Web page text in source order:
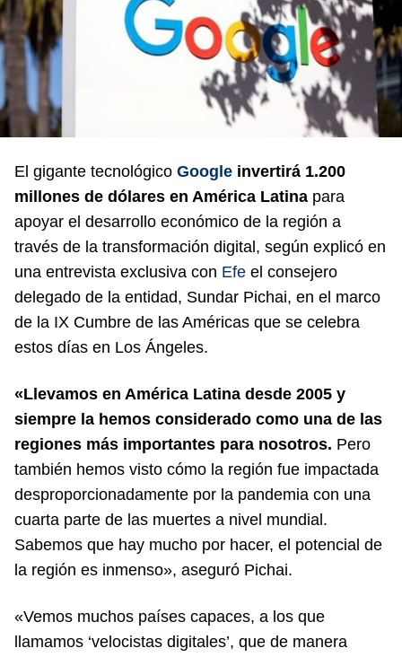
El gigante tecnológico Google invertirá 1.200
millones de dólares en América Latina para
apoyar el desarrollo económico de la región a
través de la transformación digital, según explicó en
una entrevista exclusiva con Efe el consejero
delegado de la entidad, Sundar Pichai, en el marco
de la IX Cumbre de las Américas que se celebra
estos días en Los Ángeles.
«Llevamos en América Latina desde 2005 y
siempre la hemos considerado como una de las
regiones más importantes para nosotros. Pero
también hemos visto cómo la región fue impactada
desproporcionadamente por la pandemia con una
cuarta parte de las muertes a nivel mundial.
Sabemos que hay mucho por hacer, el potencial de
la región es inmenso», aseguró Pichai.
«Vemos muchos países capaces, a los que
llamamos ‘velocistas digitales’, que de manera